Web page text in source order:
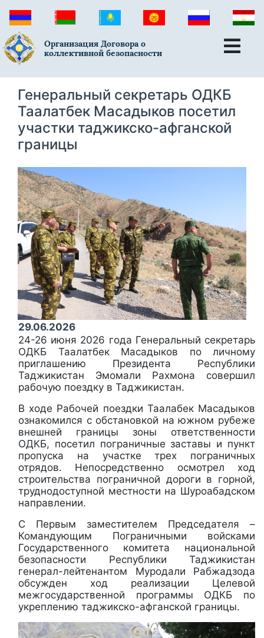
Организация Договора о
коллективной безопасности
Генеральный секретарь ОДКБ
Таалатбек Масадыков посетил
участки таджикско-афганской
границы
29.06.2026
24-26 июня 2026 года Генеральный секретарь
ОДКБ Таалатбек Масадыков по личному
приглашению Президента Республики
Таджикистан Эмомали Рахмона совершил
рабочую поездку в Таджикистан.
В ходе Рабочей поездки Таалабек Масадыков
ознакомился с обстановкой на южном рубеже
внешней границы зоны ответственности
ОДКБ, посетил пограничные заставы и пункт
пропуска на участке трех пограничных
отрядов. Непосредственно осмотрел ход
строительства пограничной дороги в горной,
труднодоступной местности на Шуроабадском
направлении.
С Первым заместителем Председателя –
Командующим Пограничными войсками
Государственного комитета национальной
безопасности Республики Таджикистан
генерал-лейтенантом Муродали Рабжадзода
обсужден ход реализации Целевой
межгосударственной программы ОДКБ по
укреплению таджикско-афганской границы.